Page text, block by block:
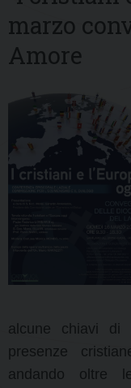
marzo
Amore
alcune chiavi di
presenze
andando oltre